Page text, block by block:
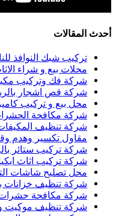
أحدث المقالات
تركيب شبك النوافذ
محلات بيع و شراء
شركة فك وتركيب
شركة قص اشجار
محل بيع و تركيب
شركة مكافحة
شركة تنظيف
مقاول تكسير وهدم
شركة تركيب ستائر
شركة تركيب اثاث
محل تصليح شاشات
شركة تنظيف خزانات
شركة مكافحة حشرات
شركة تنظيف موكيت